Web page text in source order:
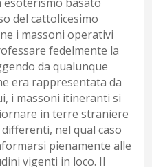
del cattolicesimo
i massoni operativi
fedelmente la
da qualunque
era rappresentata da
i massoni itineranti si
in terre straniere
nel qual caso
pienamente alle
vigenti in loco. Il